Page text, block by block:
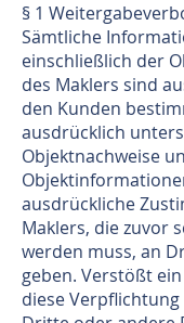
§ 1
Sämtliche
einschließlich der
des Maklers sind
den Kunden
ausdrücklich
Objektnachweise
ausdrückliche
Maklers, die zuvor
werden muss, an
geben. Verstößt
diese